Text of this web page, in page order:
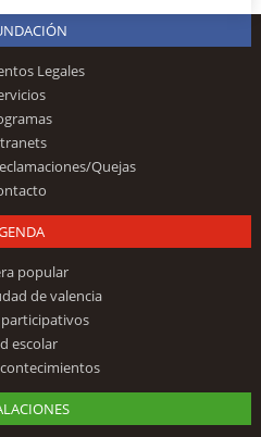
Legales
Quejas
popular
de valencia
escolar